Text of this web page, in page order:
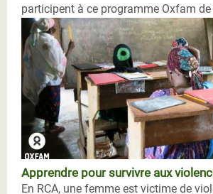
participent à ce programme Oxfam
Apprendre pour survivre aux
En RCA, une femme est victime de